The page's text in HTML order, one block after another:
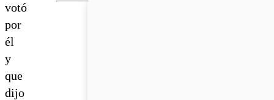
votó
por
él
y
que
dijo